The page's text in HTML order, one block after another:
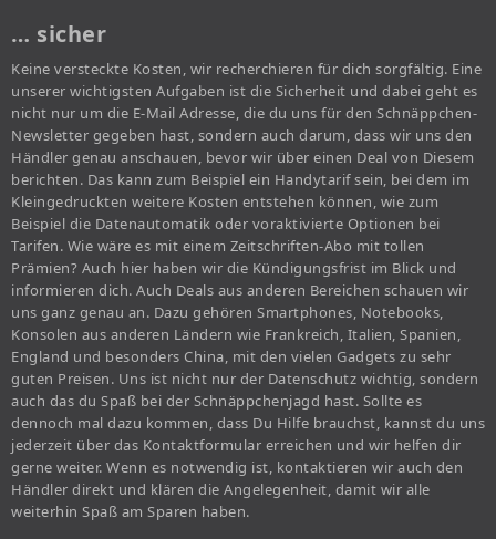
… sicher
Keine versteckte Kosten, wir recherchieren für dich sorgfältig. Eine
unserer wichtigsten Aufgaben ist die Sicherheit und dabei geht es
nicht nur um die E-Mail Adresse, die du uns für den Schnäppchen-
Newsletter gegeben hast, sondern auch darum, dass wir uns den
Händler genau anschauen, bevor wir über einen Deal von Diesem
berichten. Das kann zum Beispiel ein Handytarif sein, bei dem im
Kleingedruckten weitere Kosten entstehen können, wie zum
Beispiel die Datenautomatik oder voraktivierte Optionen bei
Tarifen. Wie wäre es mit einem Zeitschriften-Abo mit tollen
Prämien? Auch hier haben wir die Kündigungsfrist im Blick und
informieren dich. Auch Deals aus anderen Bereichen schauen wir
uns ganz genau an. Dazu gehören Smartphones, Notebooks,
Konsolen aus anderen Ländern wie Frankreich, Italien, Spanien,
England und besonders China, mit den vielen Gadgets zu sehr
guten Preisen. Uns ist nicht nur der Datenschutz wichtig, sondern
auch das du Spaß bei der Schnäppchenjagd hast. Sollte es
dennoch mal dazu kommen, dass Du Hilfe brauchst, kannst du uns
jederzeit über das Kontaktformular erreichen und wir helfen dir
gerne weiter. Wenn es notwendig ist, kontaktieren wir auch den
Händler direkt und klären die Angelegenheit, damit wir alle
weiterhin Spaß am Sparen haben.